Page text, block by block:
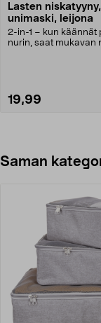
Lasten
unimaski, leijona
2-in-1 – kun käännät
nurin, saat mukavan
19,99
Saman